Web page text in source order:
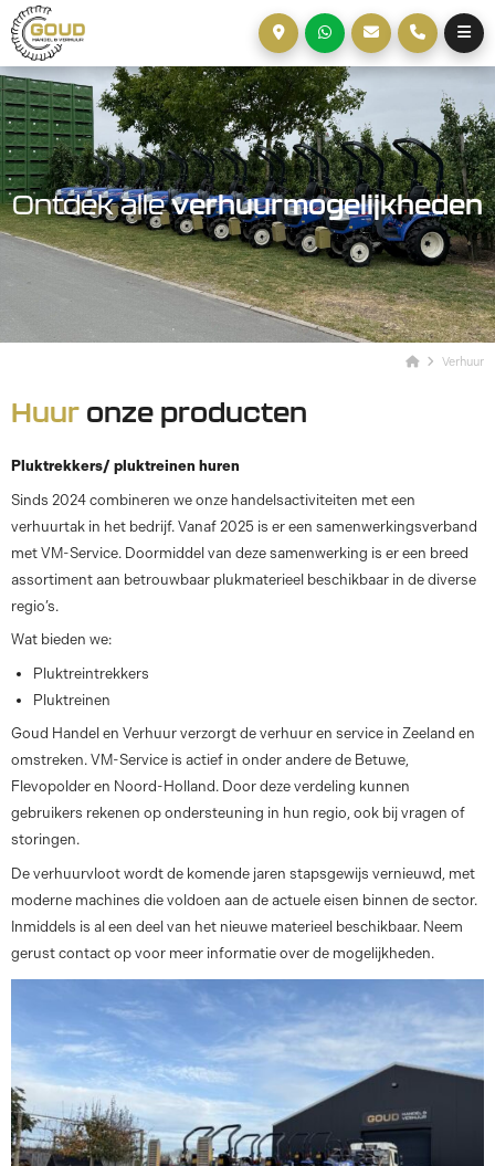
Ontdek alleverhuurmogelijkheden
Verhuur
Huur onze producten
Pluktrekkers/ pluktreinen huren
Sinds 2024 combineren we onze handelsactiviteiten met een
verhuurtak in het bedrijf. Vanaf 2025 is er een samenwerkingsverband
met VM-Service. Doormiddel van deze samenwerking is er een breed
assortiment aan betrouwbaar plukmaterieel beschikbaar in de diverse
regio’s.
Wat bieden we:
Pluktreintrekkers
Pluktreinen
Goud Handel en Verhuur verzorgt de verhuur en service in Zeeland en
omstreken. VM-Service is actief in onder andere de Betuwe,
Flevopolder en Noord-Holland. Door deze verdeling kunnen
gebruikers rekenen op ondersteuning in hun regio, ook bij vragen of
storingen.
De verhuurvloot wordt de komende jaren stapsgewijs vernieuwd, met
moderne machines die voldoen aan de actuele eisen binnen de sector.
Inmiddels is al een deel van het nieuwe materieel beschikbaar. Neem
gerust contact op voor meer informatie over de mogelijkheden.